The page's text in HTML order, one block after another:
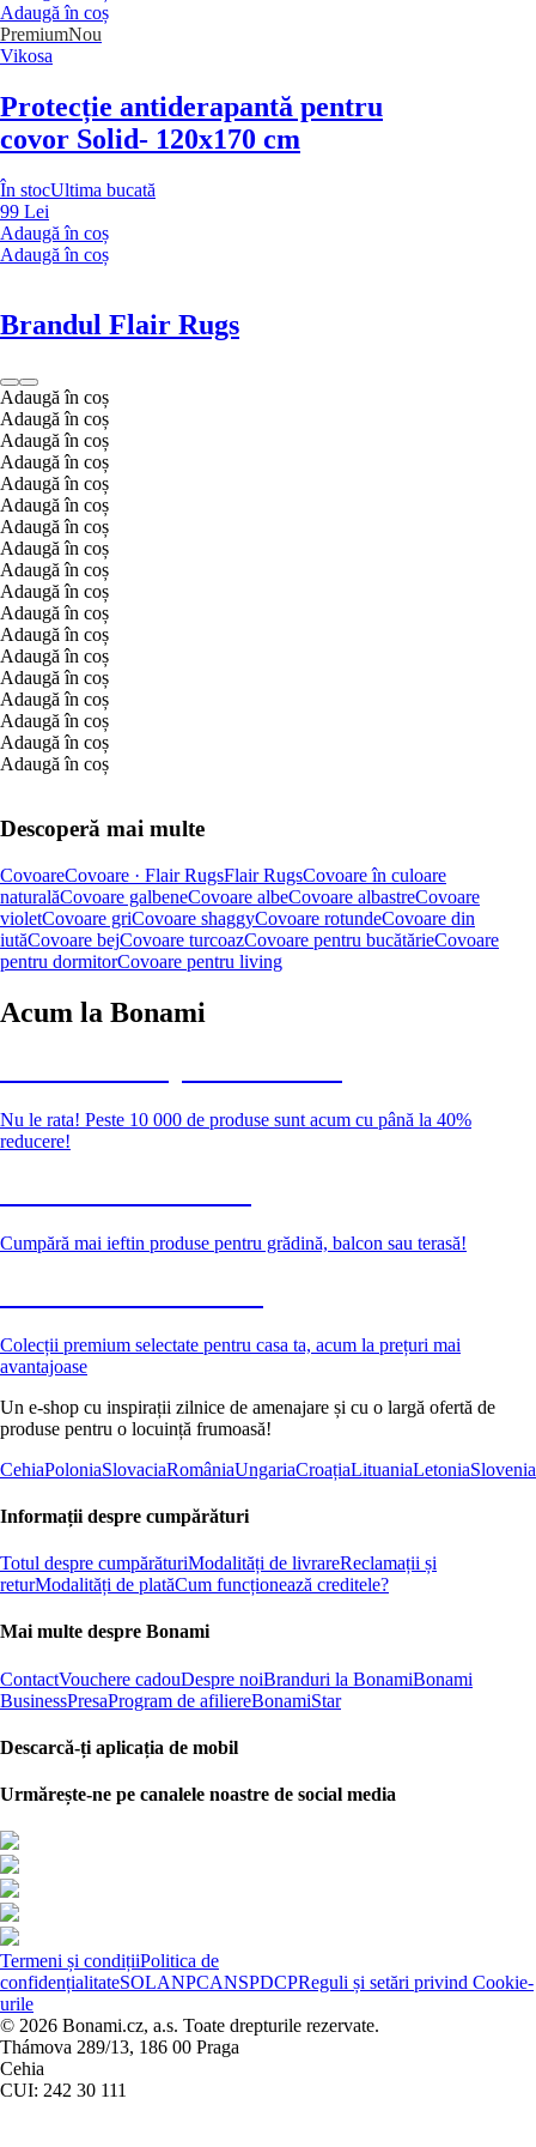
Adaugă în coș
PremiumNou
Vikosa
Protecție antiderapantă pentru
covor Solid- 120x170 cm
În stocUltima bucată
99 Lei
Adaugă în coș
Adaugă în coș
Brandul Flair Rugs
Adaugă în coș
Adaugă în coș
Adaugă în coș
Adaugă în coș
Adaugă în coș
Adaugă în coș
Adaugă în coș
Adaugă în coș
Adaugă în coș
Adaugă în coș
Adaugă în coș
Adaugă în coș
Adaugă în coș
Adaugă în coș
Adaugă în coș
Adaugă în coș
Adaugă în coș
Adaugă în coș
Descoperă mai multe
CovoareCovoare · Flair RugsFlair RugsCovoare în culoare
naturalăCovoare galbeneCovoare albeCovoare albastreCovoare
violetCovoare griCovoare shaggyCovoare rotundeCovoare din
iutăCovoare bejCovoare turcoazCovoare pentru bucătărieCovoare
pentru dormitorCovoare pentru living
Acum la Bonami
Nu le rata! Peste 10 000 de produse sunt acum cu până la 40%
reducere!
Cumpără mai ieftin produse pentru grădină, balcon sau terasă!
Colecții premium selectate pentru casa ta, acum la prețuri mai
avantajoase
Un e-shop cu inspirații zilnice de amenajare și cu o largă ofertă de
produse pentru o locuință frumoasă!
CehiaPoloniaSlovaciaRomâniaUngariaCroațiaLituaniaLetoniaSlovenia
Informații despre cumpărături
Totul despre cumpărăturiModalități de livrareReclamații și
returModalități de platăCum funcționează creditele?
Mai multe despre Bonami
ContactVouchere cadouDespre noiBranduri la BonamiBonami
BusinessPresaProgram de afiliereBonamiStar
Descarcă-ți aplicația de mobil
Urmărește-ne pe canalele noastre de social media
Termeni și condițiiPolitica de
confidențialitateSOLANPCANSPDCPReguli și setări privind Cookie-
urile
© 2026 Bonami.cz, a.s. Toate drepturile rezervate.
Thámova 289/13, 186 00 Praga
Cehia
CUI: 242 30 111